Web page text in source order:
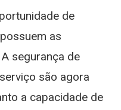
de
as
segurança de
são agora
a capacidade de